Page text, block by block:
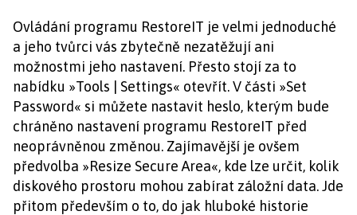
Ovládání programu RestoreIT je velmi jednoduché
a jeho tvůrci vás zbytečně nezatěžují ani
možnostmi jeho nastavení. Přesto stojí za to
nabídku »Tools | Settings« otevřít. V části »Set
Password« si můžete nastavit heslo, kterým bude
chráněno nastavení programu RestoreIT před
neoprávněnou změnou. Zajímavější je ovšem
předvolba »Resize Secure Area«, kde lze určit, kolik
diskového prostoru mohou zabírat záložní data. Jde
přitom především o to, do jak hluboké historie